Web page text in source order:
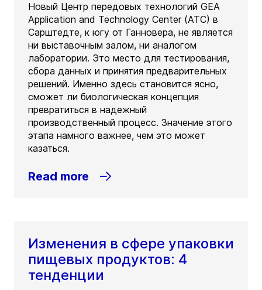
Новый Центр передовых технологий GEA
Application and Technology Center (ATC) в
Сарштедте, к югу от Ганновера, не является
ни выставочным залом, ни аналогом
лаборатории. Это место для тестирования,
сбора данных и принятия предварительных
решений. Именно здесь становится ясно,
сможет ли биологическая концепция
превратиться в надежный
производственный процесс. Значение этого
этапа намного важнее, чем это может
казаться.
Read more
Изменения в сфере упаковки
пищевых продуктов: 4
тенденции